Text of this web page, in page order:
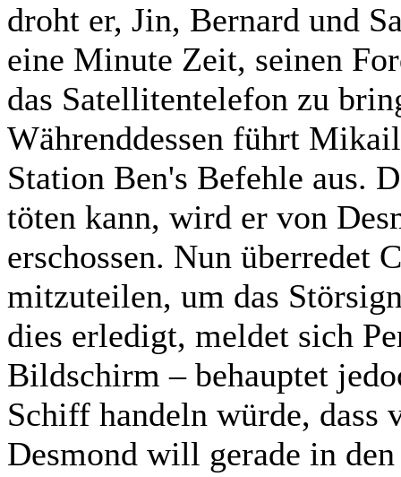
droht er, Jin, Bernard und
eine Minute Zeit, seinen
das Satellitentelefon zu
Währenddessen führt
Station Ben's Befehle aus.
töten kann, wird er von
erschossen. Nun überredet
mitzuteilen, um das
dies erledigt, meldet sich
Bildschirm – behauptet
Schiff handeln würde,
Desmond will gerade in